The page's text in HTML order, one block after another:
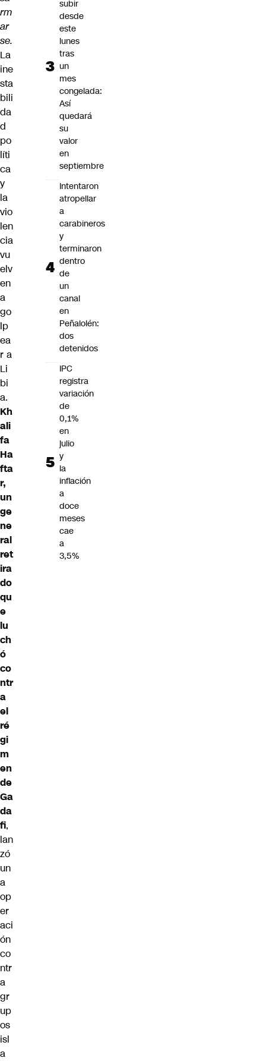
rm
ar
se.
La
ine
sta
bili
da
d
po
líti
ca
y
la
vio
len
cia
vu
elv
en
a
go
lp
ea
r a
Li
bi
a.
Kh
ali
fa
Ha
fta
r,
un
ge
ne
ral
ret
ira
do
qu
e
lu
ch
ó
co
ntr
a
el
ré
gi
m
en
de
Ga
da
fi,
lan
zó
un
a
op
er
aci
ón
co
ntr
a
gr
up
os
isl
a
subir
desde
este
lunes
tras
un
mes
congelada:
Así
quedará
su
valor
en
septiembre
Intentaron
atropellar
a
carabineros
y
terminaron
dentro
de
un
canal
en
Peñalolén:
dos
detenidos
IPC
registra
variación
de
0,1%
en
julio
y
la
inflación
a
doce
meses
cae
a
3,5%